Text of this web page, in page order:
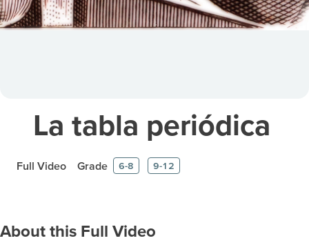
La tabla periódica
Full Video Grade 6-8 9-12
About this Full Video